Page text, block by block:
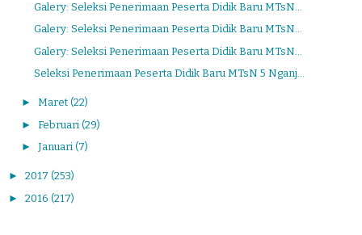
Galery: Seleksi Penerimaan Peserta Didik Baru MTsN...
Galery: Seleksi Penerimaan Peserta Didik Baru MTsN...
Galery: Seleksi Penerimaan Peserta Didik Baru MTsN...
Seleksi Penerimaan Peserta Didik Baru MTsN 5 Nganj...
► Maret (22)
► Februari (29)
► Januari (7)
► 2017 (253)
► 2016 (217)